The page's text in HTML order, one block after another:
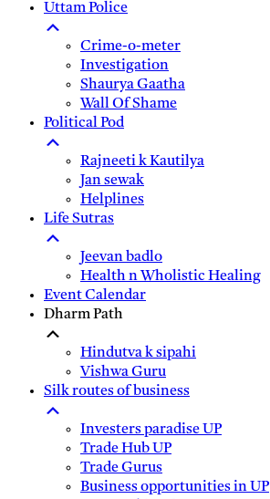
Uttam Police
Crime-o-meter
Investigation
Shaurya Gaatha
Wall Of Shame
Political Pod
Rajneeti k Kautilya
Jan sewak
Helplines
Life Sutras
Jeevan badlo
Health n Wholistic Healing
Event Calendar
Dharm Path
Hindutva k sipahi
Vishwa Guru
Silk routes of business
Investers paradise UP
Trade Hub UP
Trade Gurus
Business opportunities in UP